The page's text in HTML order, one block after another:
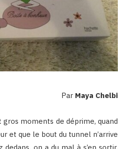
Par Maya Chelbi
moments de déprime, quand
et que le bout du tunnel n’arrive